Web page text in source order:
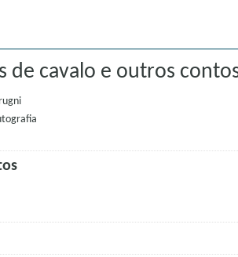
de cavalo e outros